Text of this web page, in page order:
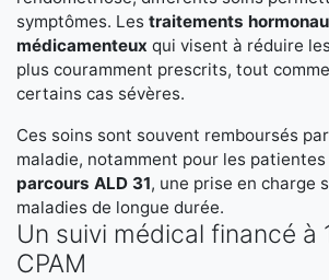
symptômes. Les traitements
médicamenteux qui visent à réduire
plus couramment prescrits, tout
certains cas sévères.
Ces soins sont souvent remboursés par
maladie, notamment pour les
parcours ALD 31, une prise en charge
maladies de longue durée.
Un suivi médical financé à
CPAM